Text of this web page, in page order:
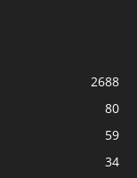
2688
80
59
34